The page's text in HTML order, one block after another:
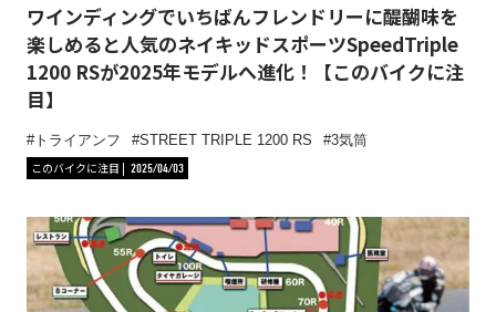
ワインディングでいちばんフレンドリーに醍醐味を
楽しめると人気のネイキッドスポーツSpeedTriple
1200 RSが2025年モデルへ進化！【このバイクに注
目】
トライアンフ STREET TRIPLE 1200 RS
3気筒
このバイクに注目
2025/04/03